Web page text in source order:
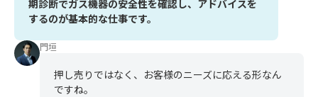
期診断でガス機器の安全性を確認し、アドバイスを
するのが基本的な仕事です。
門垣
押し売りではなく、お客様のニーズに応える形なん
ですね。